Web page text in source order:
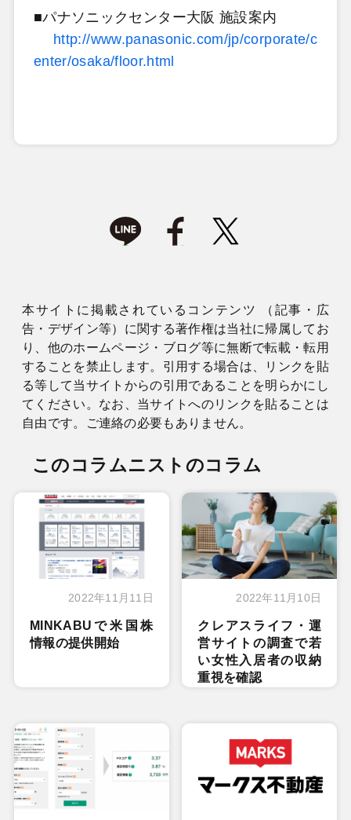
■パナソニックセンター大阪 施設案内
http://www.panasonic.com/jp/corporate/c
enter/osaka/floor.html
本サイトに掲載されているコンテンツ （記事・広
告・デザイン等）に関する著作権は当社に帰属してお
り、他のホームページ・ブログ等に無断で転載・転用
することを禁止します。引用する場合は、リンクを貼
る等して当サイトからの引用であることを明らかにし
てください。なお、当サイトへのリンクを貼ることは
自由です。ご連絡の必要もありません。
このコラムニストのコラム
2022年11月11日
MINKABUで米国株
情報の提供開始
2022年11月10日
クレアスライフ・運
営サイトの調査で若
い女性入居者の収納
重視を確認